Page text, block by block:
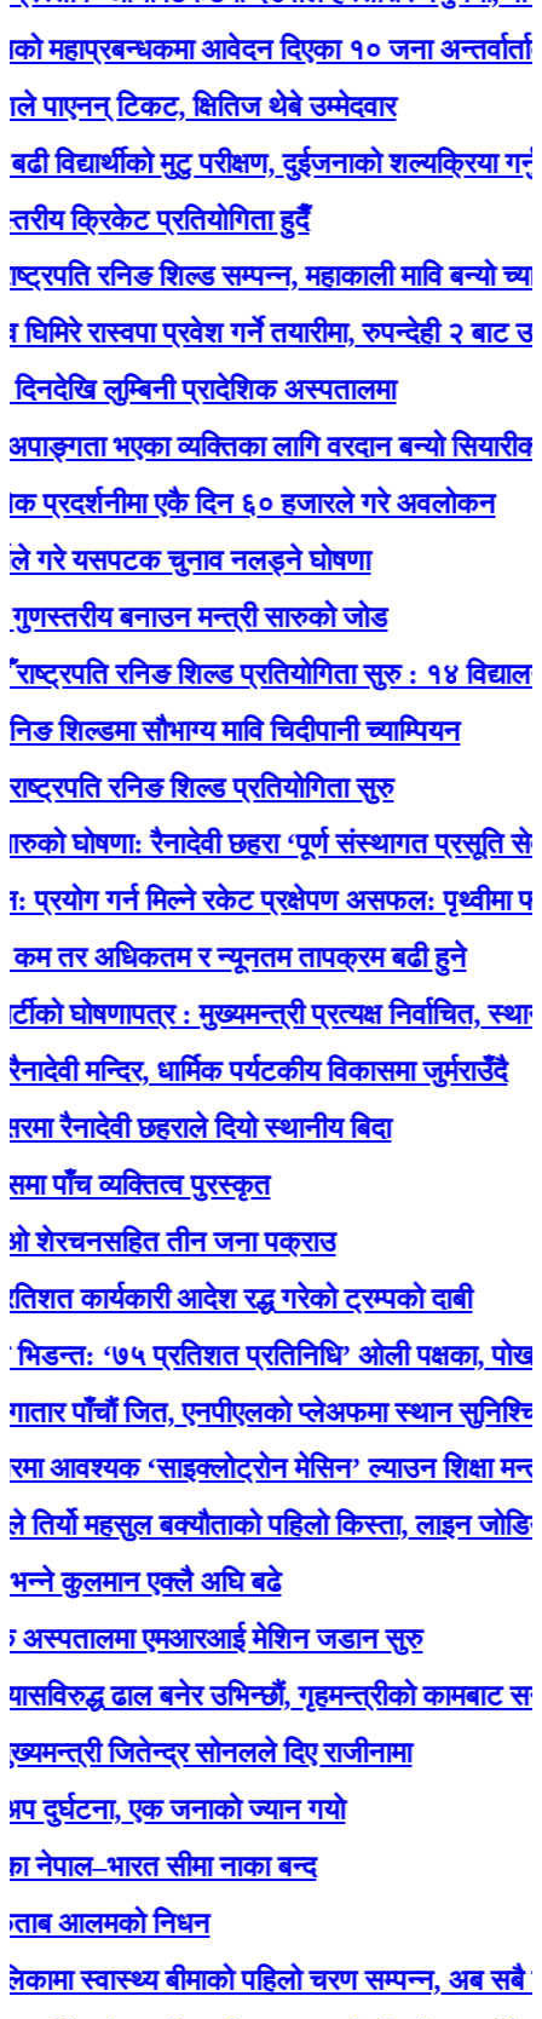
आवेदन दिएका १० जना अन्तर्वार्ताका
टिकट, क्षितिज थेबे उम्मेदवार
मुटु परीक्षण, दुईजनाको शल्यक्रिया गर्नुपर्ने
क्रिकेट प्रतियोगिता हुदैँ
रनिङ शिल्ड सम्पन्न, महाकाली मावि बन्यो च्याम्पियन
रास्वपा प्रवेश गर्ने तयारीमा, रुपन्देही २ बाट उम्मेद्वार
लुम्बिनी प्रादेशिक अस्पतालमा
भएका व्यक्तिका लागि वरदान बन्यो सियारीको घुम्ती
एकै दिन ६० हजारले गरे अवलोकन
यसपटक चुनाव नलड्ने घोषणा
बनाउन मन्त्री सारुको जोड
रनिङ शिल्ड प्रतियोगिता सुरु : १४ विद्यालयकाे
सौभाग्य मावि चिदीपानी च्याम्पियन
रनिङ शिल्ड प्रतियोगिता सुरु
रैनादेवी छहरा ‘पूर्ण संस्थागत प्रसूति सेवायुक्त’
गर्न मिल्ने रकेट प्रक्षेपण असफल: पृथ्वीमा फर्कने
तर अधिकतम र न्यूनतम तापक्रम बढी हुने
घोषणापत्र : मुख्यमन्त्री प्रत्यक्ष निर्वाचित, स्थानीय
धार्मिक पर्यटकीय विकासमा जुर्मराउँदै
छहराले दियो स्थानीय बिदा
व्यक्तित्व पुरस्कृत
तीन जना पक्राउ
आदेश रद्ध गरेको ट्रम्पको दाबी
‘७५ प्रतिशत प्रतिनिधि’ ओली पक्षका,
जित, एनपीएलकाे प्लेअफमा स्थान सुनिश्चित
‘साइक्लोट्रोन मेसिन’ ल्याउन शिक्षा मन्त्री
महसुल बक्यौताको पहिलो किस्ता, लाइन जोडियो
एक्लै अघि बढे
एमआरआई मेशिन जडान सुरु
ढाल बनेर उभिन्छौं, गृहमन्त्रीको कामबाट
जितेन्द्र सोनलले दिए राजीनामा
एक जनाकाे ज्यान गयाे
सीमा नाका बन्द
निधन
स्वास्थ्य बीमाको पहिलो चरण सम्पन्न, अब सबै नागरिक